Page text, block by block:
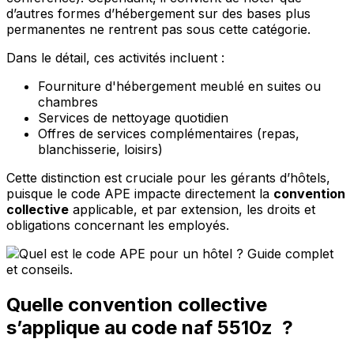
d’autres formes d’hébergement sur des bases plus
permanentes ne rentrent pas sous cette catégorie.
Dans le détail, ces activités incluent :
Fourniture d'hébergement meublé en suites ou
chambres
Services de nettoyage quotidien
Offres de services complémentaires (repas,
blanchisserie, loisirs)
Cette distinction est cruciale pour les gérants d’hôtels,
puisque le code APE impacte directement la convention
collective applicable, et par extension, les droits et
obligations concernant les employés.
Quelle convention collective
s’applique au code naf 5510z ?